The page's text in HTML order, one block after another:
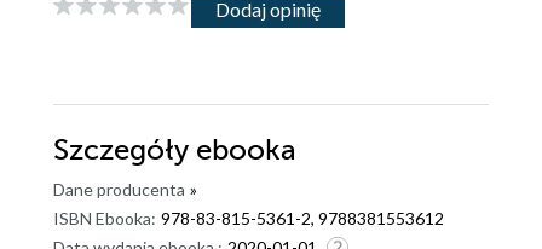
Dodaj opinię
Szczegóły ebooka
Dane producenta »
ISBN Ebooka: 978-83-815-5361-2, 9788381553612